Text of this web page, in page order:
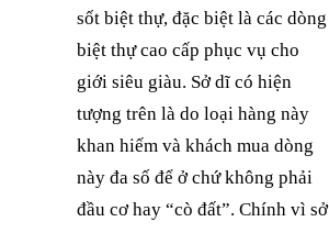
sốt biệt thự, đặc biệt là các dòng
biệt thự cao cấp phục vụ cho
giới siêu giàu. Sở dĩ có hiện
tượng trên là do loại hàng này
khan hiếm và khách mua dòng
này đa số để ở chứ không phải
đầu cơ hay “cò đất”. Chính vì sở